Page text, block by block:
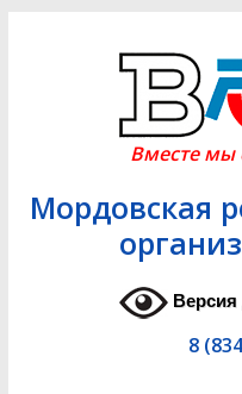
Вместе
Мордовская
8